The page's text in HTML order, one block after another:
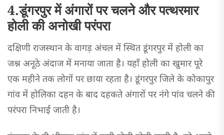
4.डूंगरपुर में अंगारों पर चलने और पत्थरमार
होली की अनोखी परंपरा
दक्षिणी राजस्थान के वागड़ अंचल में स्थित डूंगरपुर में होली का
जश्न अनूठे अंदाज में मनाया जाता है। यहाँ होली का खुमार पूरे
एक महीने तक लोगों पर छाया रहता है। डूंगरपुर जिले के कोकापुर
गांव में होलिका दहन के बाद दहकते अंगारों पर नंगे पांव चलने की
परंपरा निभाई जाती है।